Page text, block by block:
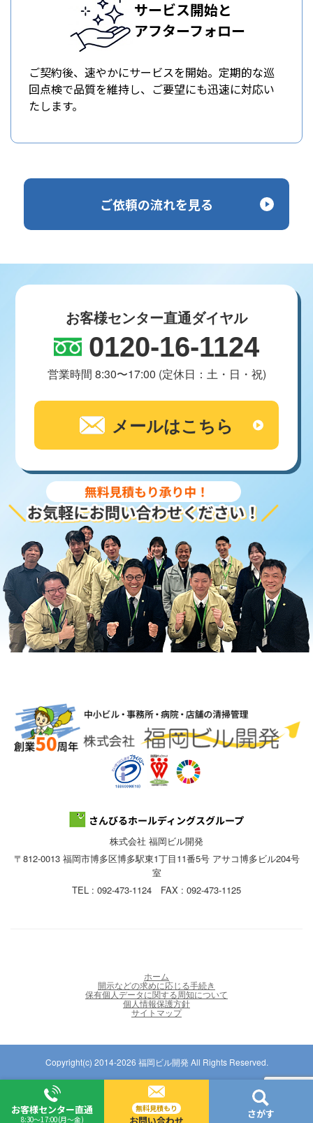
サービス開始と
アフターフォロー
ご契約後、速やかにサービスを開始。定期的な巡
回点検で品質を維持し、ご要望にも迅速に対応い
たします。
ご依頼の流れを見る
お客様センター直通ダイヤル
0120-16-1124
営業時間 8:30〜17:00 (定休日：土・日・祝)
メールはこちら
株式会社 福岡ビル開発
〒812-0013 福岡市博多区博多駅東1丁目11番5号 アサコ博多ビル204号
室
TEL : 092-473-1124 FAX : 092-473-1125
ホーム
開示などの求めに応じる手続き
保有個人データに関する周知について
個人情報保護方針
サイトマップ
Copyright(c) 2014-2026 福岡ビル開発 All Rights Reserved.
お客様センター直通
8:30〜17:00(月〜金)
無料見積もり
お問い合わせ さがす